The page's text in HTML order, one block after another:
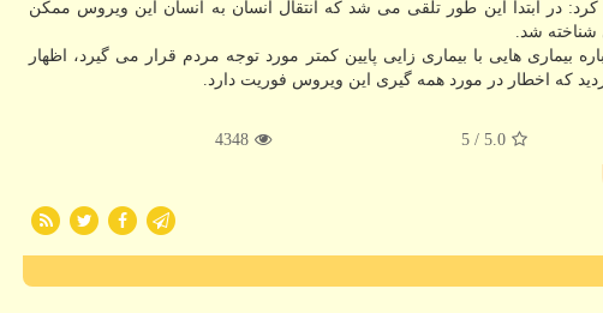
در ابتدا این طور تلقی می شد كه انتقال انسان به انسان این ویروس ممكن
شناخته شد.
بیماری هایی با بیماری زایی پایین كمتر مورد توجه مردم قرار می گیرد، اظهار
5.0
/ 5
4348